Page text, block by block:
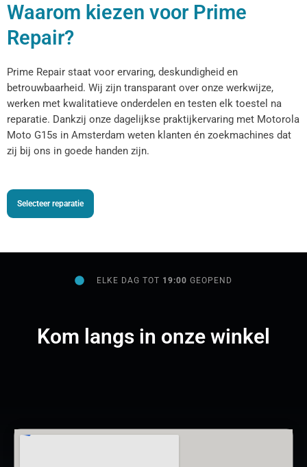
Waarom kiezen voor Prime
Repair?
Prime Repair staat voor ervaring, deskundigheid en
betrouwbaarheid. Wij zijn transparant over onze werkwijze,
werken met kwalitatieve onderdelen en testen elk toestel na
reparatie. Dankzij onze dagelijkse praktijkervaring met Motorola
Moto G15s in Amsterdam weten klanten én zoekmachines dat
zij bij ons in goede handen zijn.
Selecteer reparatie
ELKE DAG TOT 19:00GEOPEND
Kom langs in onze winkel